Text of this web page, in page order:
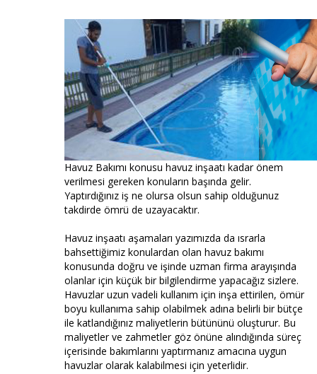
Havuz Bakımı konusu havuz inşaatı kadar önem
verilmesi gereken konuların başında gelir.
Yaptırdığınız iş ne olursa olsun sahip olduğunuz
takdirde ömrü de uzayacaktır.
Havuz inşaatı aşamaları yazımızda da ısrarla
bahsettiğimiz konulardan olan havuz bakımı
konusunda doğru ve işinde uzman firma arayışında
olanlar için küçük bir bilgilendirme yapacağız sizlere.
Havuzlar uzun vadeli kullanım için inşa ettirilen, ömür
boyu kullanıma sahip olabilmek adına belirli bir bütçe
ile katlandığınız maliyetlerin bütününü oluşturur. Bu
maliyetler ve zahmetler göz önüne alındığında süreç
içerisinde bakımlarını yaptırmanız amacına uygun
havuzlar olarak kalabilmesi için yeterlidir.